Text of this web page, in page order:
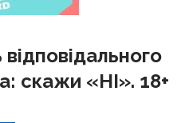
скажи «НІ». 18+